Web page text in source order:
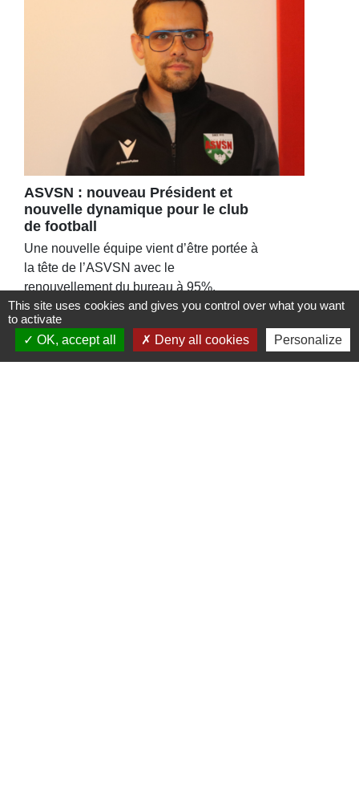
ASVSN : nouveau Président et
nouvelle dynamique pour le club
de football
Une nouvelle équipe vient d’être portée à
la tête de l’ASVSN avec le
renouvellement du bureau à 95%.
This site uses cookies and gives you control over what you want
to activate
OK, accept all
Deny all cookies Personalize